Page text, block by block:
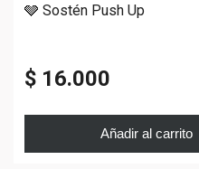
🩶 Sostén Push Up
$ 16.000
Añadir al carrito